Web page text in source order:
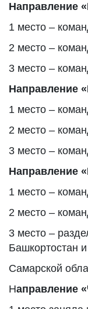
Направление
1 место –
2 место –
3 место –
Направление
1 место –
2 место –
3 место –
Направление
1 место –
2 место –
3 место –
Башкортостан и
Самарской
Направление